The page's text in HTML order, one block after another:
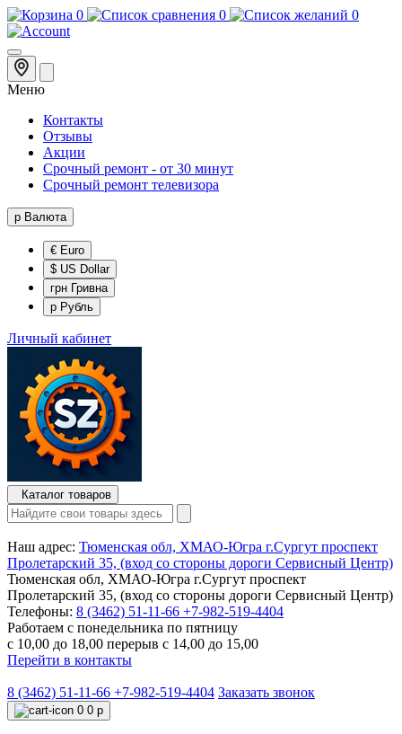
0 0 0
Меню
Контакты
Отзывы
Акции
Срочный ремонт - от 30 минут
Срочный ремонт телевизора
р Валюта
€ Euro
$ US Dollar
грн Гривна
р Рубль
Личный кабинет
Каталог товаров
Наш адрес: Тюменская обл, ХМАО-Югра г.Сургут проспект
Пролетарский 35, (вход со стороны дороги Сервисный Центр)
Тюменская обл, ХМАО-Югра г.Сургут проспект
Пролетарский 35, (вход со стороны дороги Сервисный Центр)
Телефоны: 8 (3462) 51-11-66 +7-982-519-4404
Работаем с понедельника по пятницу
с 10,00 до 18,00 перерыв с 14,00 до 15,00
Перейти в контакты
8 (3462) 51-11-66 +7-982-519-4404 Заказать звонок
0 0 р